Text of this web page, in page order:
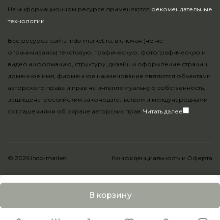
В корзину
На информационном ресурсе применяются рекомендательные
технологии.
Все ресурсы сайта indo-market.ru, включая (но не
ограничиваясь) текстовую, графическую, фотографическую и
видео информацию, структуру, дизайн и оформление страниц,
доменное имя, фирменное наименование являются объектами
авторского права и прав на интеллектуальную собственность,
защищены российским законодательством и международными
соглашениями об охране авторских прав. Читать далее
© 2026 indo-market Конфиденциальность и Оферта